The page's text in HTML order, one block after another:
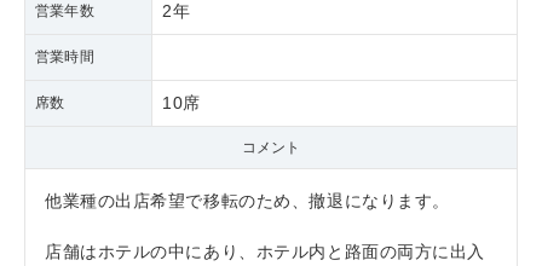
営業年数 2年
営業時間
席数 10席
コメント
他業種の出店希望で移転のため、撤退になります。
店舗はホテルの中にあり、ホテル内と路面の両方に出入